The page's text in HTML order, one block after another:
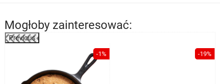
Mogłoby zainteresować:
Previous
-1% -19%